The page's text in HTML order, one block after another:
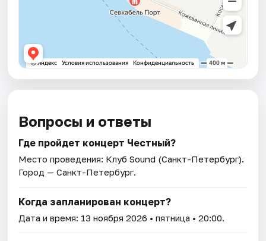
Вопросы и ответы
Где пройдет концерт Честный?
Место проведения: Клуб Sound (Санкт-Петербург).
Город — Санкт-Петербург.
Когда запланирован концерт?
Дата и время: 13 ноября 2026 • пятница • 20:00.